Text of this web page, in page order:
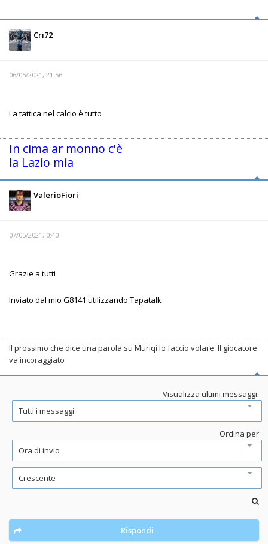
Cri72
06/05/2021, 21:56
La tattica nel calcio è tutto
In cima ar monno c'è
la Lazio mia
ValerioFiori
07/05/2021, 0:40
Grazie a tutti
Inviato dal mio G8141 utilizzando Tapatalk
Il prossimo che dice una parola su Muriqi lo faccio volare. Il giocatore
va incoraggiato
Visualizza ultimi messaggi:
Ordina per
Rispondi